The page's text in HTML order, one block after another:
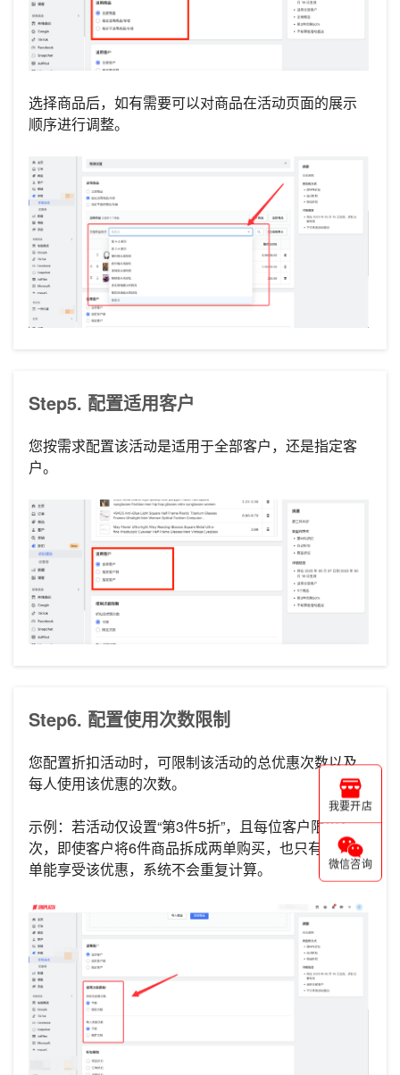
选择商品后，如有需要可以对商品在活动页面的展示
顺序进行调整。
Step5. 配置适用客户
您按需求配置该活动是适用于全部客户，还是指定客
户。
Step6. 配置使用次数限制
您配置折扣活动时，可限制该活动的总优惠次数以及
每人使用该优惠的次数。
示例：若活动仅设置“第3件5折”，且每位客户限用1
次，即使客户将6件商品拆成两单购买，也只有其中一
单能享受该优惠，系统不会重复计算。
我要开店
微信咨询